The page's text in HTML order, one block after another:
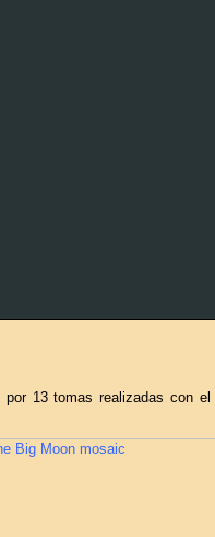
13 tomas realizadas con